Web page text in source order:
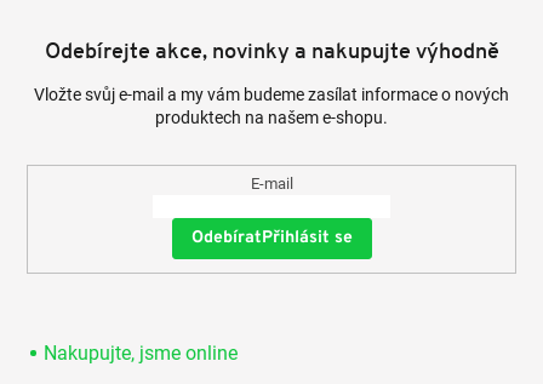
Odebírejte akce, novinky a nakupujte výhodně
Vložte svůj e-mail a my vám budeme zasílat informace o nových
produktech na našem e-shopu.
E-mail
Přihlásit se
Nakupujte, jsme online